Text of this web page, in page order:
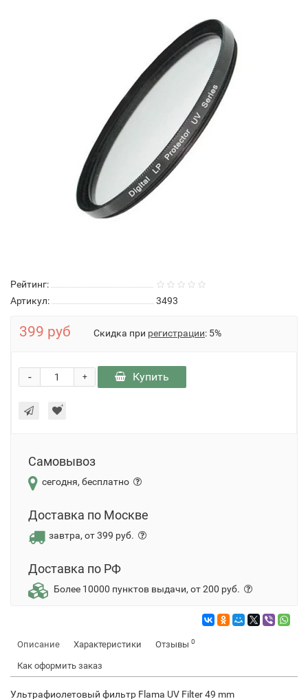
Рейтинг:
Артикул:
3493
399 руб Скидка при регистрации: 5%
+
- Купить
Самовывоз
сегодня, бесплатно
Доставка по Москве
завтра, от 399 руб.
Доставка по РФ
Более 10000 пунктов выдачи, от 200 руб.
Описание Характеристики Отзывы 0
Как оформить заказ
Ультрафиолетовый фильтр Flama UV Filter 49 mm